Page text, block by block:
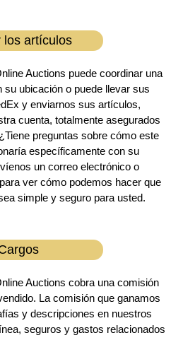
los artículos
Auctions puede coordinar una
su ubicación o puede llevar sus
y enviarnos sus artículos,
cuenta, totalmente asegurados
preguntas sobre cómo este
específicamente con su
un correo electrónico o
ver cómo podemos hacer que
simple y seguro para usted.
Auctions cobra una comisión
La comisión que ganamos
y descripciones en nuestros
seguros y gastos relacionados